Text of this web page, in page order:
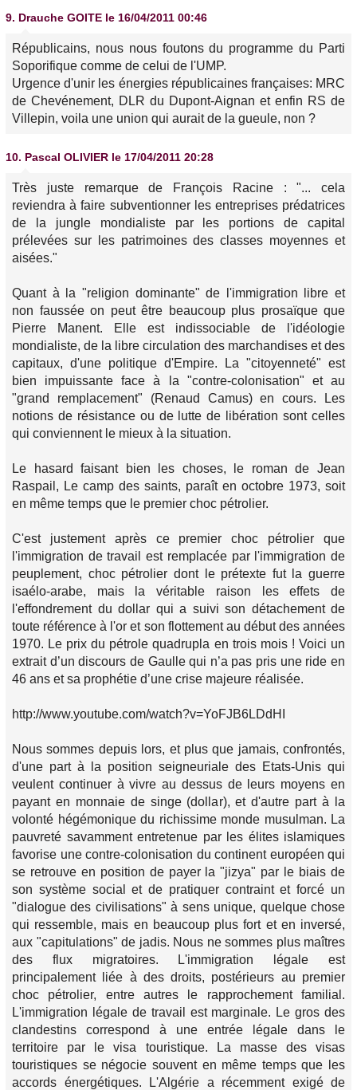
9. Drauche GOITE le 16/04/2011 00:46
Républicains, nous nous foutons du programme du Parti
Soporifique comme de celui de l'UMP.
Urgence d'unir les énergies républicaines françaises: MRC
de Chevénement, DLR du Dupont-Aignan et enfin RS de
Villepin, voila une union qui aurait de la gueule, non ?
10. Pascal OLIVIER le 17/04/2011 20:28
Très juste remarque de François Racine : "... cela
reviendra à faire subventionner les entreprises prédatrices
de la jungle mondialiste par les portions de capital
prélevées sur les patrimoines des classes moyennes et
aisées."
Quant à la "religion dominante" de l'immigration libre et
non faussée on peut être beaucoup plus prosaïque que
Pierre Manent. Elle est indissociable de l'idéologie
mondialiste, de la libre circulation des marchandises et des
capitaux, d'une politique d'Empire. La "citoyenneté" est
bien impuissante face à la "contre-colonisation" et au
"grand remplacement" (Renaud Camus) en cours. Les
notions de résistance ou de lutte de libération sont celles
qui conviennent le mieux à la situation.
Le hasard faisant bien les choses, le roman de Jean
Raspail, Le camp des saints, paraît en octobre 1973, soit
en même temps que le premier choc pétrolier.
C'est justement après ce premier choc pétrolier que
l'immigration de travail est remplacée par l'immigration de
peuplement, choc pétrolier dont le prétexte fut la guerre
isaélo-arabe, mais la véritable raison les effets de
l'effondrement du dollar qui a suivi son détachement de
toute référence à l'or et son flottement au début des années
1970. Le prix du pétrole quadrupla en trois mois ! Voici un
extrait d’un discours de Gaulle qui n’a pas pris une ride en
46 ans et sa prophétie d’une crise majeure réalisée.
http://www.youtube.com/watch?v=YoFJB6LDdHI
Nous sommes depuis lors, et plus que jamais, confrontés,
d'une part à la position seigneuriale des Etats-Unis qui
veulent continuer à vivre au dessus de leurs moyens en
payant en monnaie de singe (dollar), et d'autre part à la
volonté hégémonique du richissime monde musulman. La
pauvreté savamment entretenue par les élites islamiques
favorise une contre-colonisation du continent européen qui
se retrouve en position de payer la "jizya" par le biais de
son système social et de pratiquer contraint et forcé un
"dialogue des civilisations" à sens unique, quelque chose
qui ressemble, mais en beaucoup plus fort et en inversé,
aux "capitulations" de jadis. Nous ne sommes plus maîtres
des flux migratoires. L'immigration légale est
principalement liée à des droits, postérieurs au premier
choc pétrolier, entre autres le rapprochement familial.
L'immigration légale de travail est marginale. Le gros des
clandestins correspond à une entrée légale dans le
territoire par le visa touristique. La masse des visas
touristiques se négocie souvent en même temps que les
accords énergétiques. L'Algérie a récemment exigé de